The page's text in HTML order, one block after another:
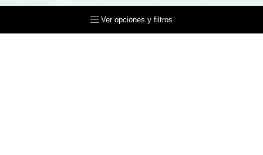
Ver opciones y filtros